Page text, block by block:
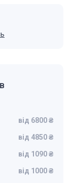
від 6800 ₴
від 4850 ₴
від 1090 ₴
від 1000 ₴